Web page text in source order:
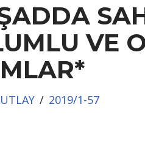
VE
2019/1-57